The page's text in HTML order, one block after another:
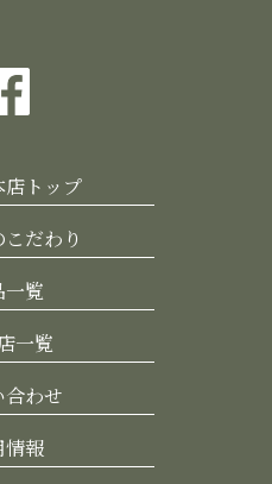
店トップ
だわり
一覧
一覧
合わせ
情報